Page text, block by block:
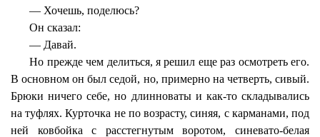
— Хочешь, поделюсь?
Он сказал:
— Давай.
Но прежде чем делиться, я решил еще раз осмотреть его.
В основном он был седой, но, примерно на четверть, сивый.
Брюки ничего себе, но длинноваты и как-то складывались
на туфлях. Курточка не по возрасту, синяя, с карманами, под
ней ковбойка с расстегнутым воротом, синевато-белая